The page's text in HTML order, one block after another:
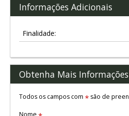
Informações Adicionais
Finalidade:
Obtenha Mais Informações
Todos os campos com *são de
Nome